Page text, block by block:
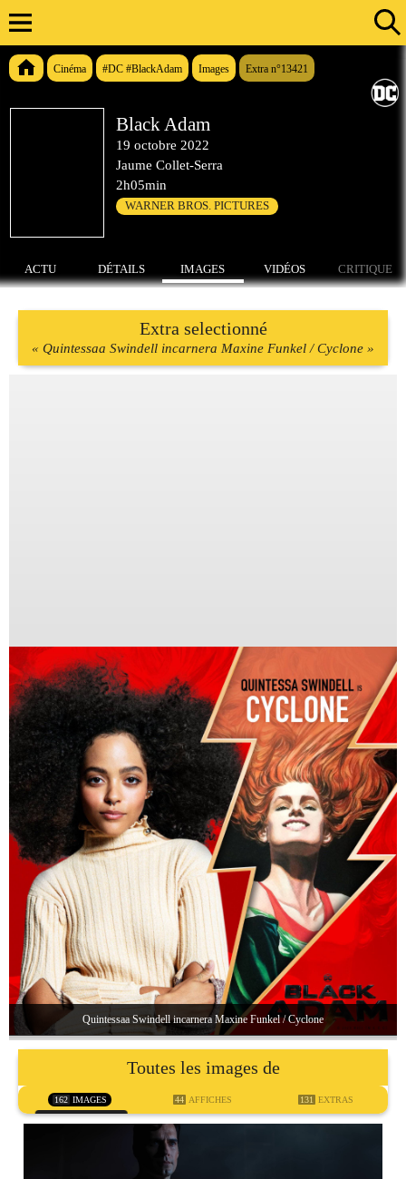
Cinéma #DC #BlackAdam Images Extra n°13421
Black Adam
19 octobre 2022
Jaume Collet-Serra
2h05min
WARNER BROS. PICTURES
ACTU DÉTAILS IMAGES VIDÉOS CRITIQUE
Extra selectionné
« Quintessaa Swindell incarnera Maxine Funkel / Cyclone »
Quintessaa Swindell incarnera Maxine Funkel / Cyclone
Toutes les images de
162 IMAGES 44 AFFICHES 131 EXTRAS